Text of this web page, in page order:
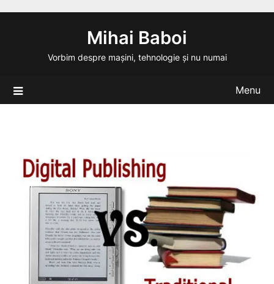
Mihai Baboi
Vorbim despre mașini, tehnologie și nu numai
Menu